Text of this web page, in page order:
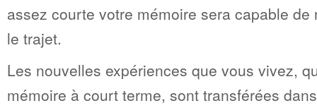
assez courte votre mémoire sera capable
le trajet.
Les nouvelles expériences que vous vivez,
mémoire à court terme, sont transférées